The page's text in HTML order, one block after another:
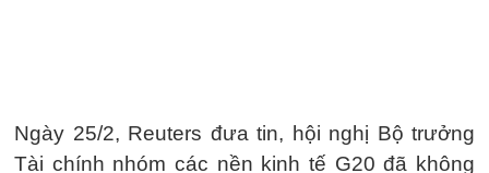
Ngày 25/2, Reuters đưa tin, hội nghị Bộ trưởng
Tài chính nhóm các nền kinh tế G20 đã không